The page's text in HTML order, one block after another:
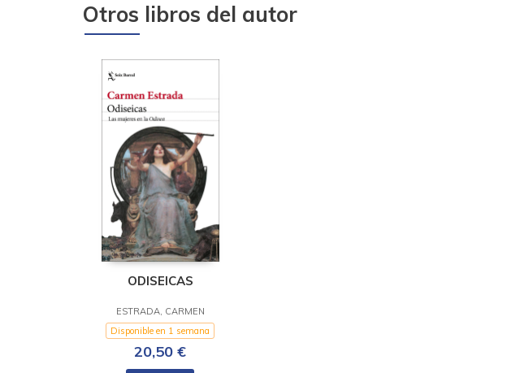
Otros libros del autor
ODISEICAS
ESTRADA, CARMEN
Disponible en 1 semana
20,50 €